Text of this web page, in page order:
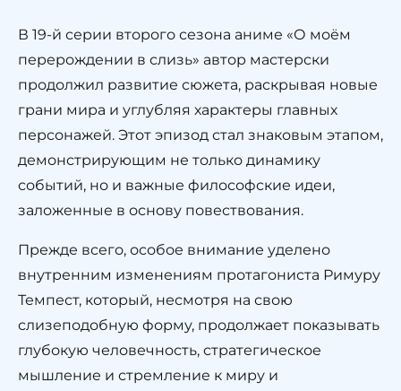
В 19-й серии второго сезона аниме «О моём
перерождении в слизь» автор мастерски
продолжил развитие сюжета, раскрывая новые
грани мира и углубляя характеры главных
персонажей. Этот эпизод стал знаковым этапом,
демонстрирующим не только динамику
событий, но и важные философские идеи,
заложенные в основу повествования.
Прежде всего, особое внимание уделено
внутренним изменениям протагониста Римуру
Темпест, который, несмотря на свою
слизеподобную форму, продолжает показывать
глубокую человечность, стратегическое
мышление и стремление к миру и